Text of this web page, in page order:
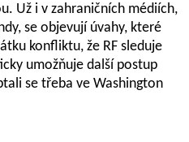
Už i v zahraničních médiích,
se objevují úvahy, které
konfliktu, že RF sleduje
umožňuje další postup
se třeba ve Washington